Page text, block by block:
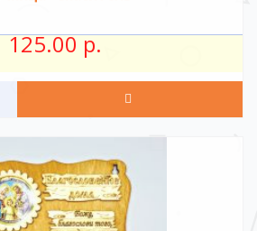
125.00 р.